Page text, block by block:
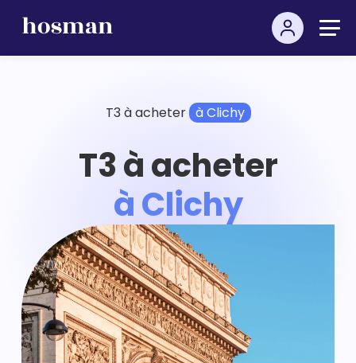
T3 à acheter à Clichy
T3 à acheter
à Clichy